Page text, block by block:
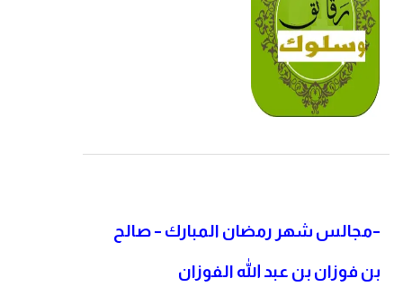
–مجالس شهر رمضان المبارك – صالح
بن فوزان بن عبد الله الفوزان